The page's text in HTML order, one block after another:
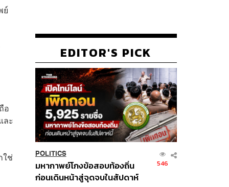
ย์
อ
ละ
ใช่
EDITOR'S PICK
POLITICS
มหากาพย์โกงข้อสอบท้องถิ่น
ก่อนเดินหน้าสู่จุดจบในสัปดาห์
546